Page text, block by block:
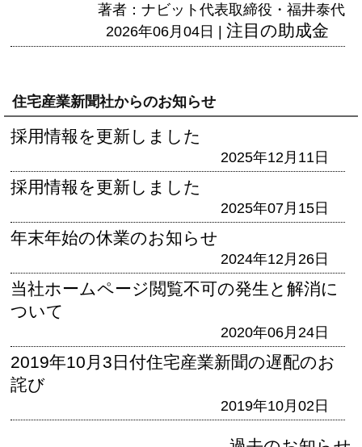
著者：ナビット代表取締役・福井泰代
2026年06月04日 | 注目の助成金
住宅産業新聞社からのお知らせ
採用情報を更新しました
2025年12月11日
採用情報を更新しました
2025年07月15日
年末年始の休業のお知らせ
2024年12月26日
当社ホームページ閲覧不可の発生と解消に
ついて
2020年06月24日
2019年10月3日付住宅産業新聞の遅配のお
詫び
2019年10月02日